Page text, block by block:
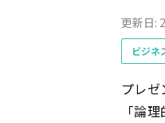
更新日:
ビジネ
プレ
「論